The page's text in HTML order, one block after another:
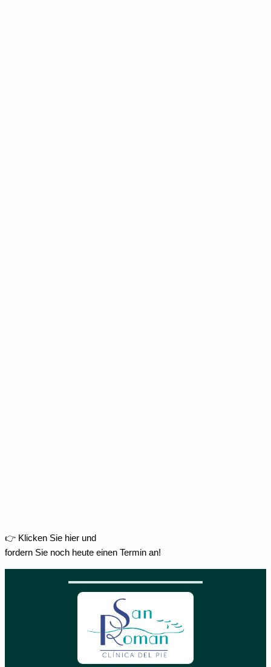
👉 Klicken Sie hier und
fordern Sie noch heute einen Termin an!